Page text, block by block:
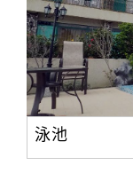
泳池